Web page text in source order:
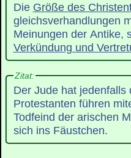
Die Größe des
gleichsverhandlungen
Meinungen der Antike,
Verkündung und
Zitat:
Der Jude hat
Protestanten führen
Todfeind der arischen
sich ins Fäustchen.